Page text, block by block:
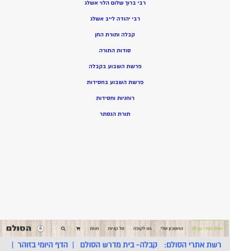
רבי ברוך שלום הלוי אשלג
רבי יהודה לייב אשלג
קבלה ותורת החן
סודות התורה
פרשת השבוע בקבלה
פרשת השבוע בחסידות
רוחניות וחסידות
תורת הנסתר
רשת אתרי הסולם: קבלה- בית מדרש הסולם |הדף היומי בזוהר |